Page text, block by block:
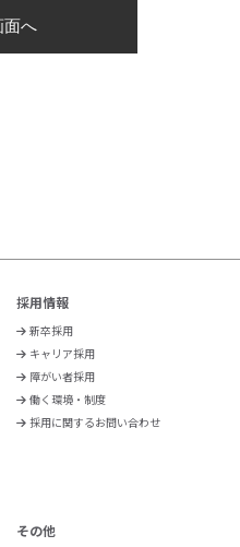
採用情報
新卒採用
キャリア採用
障がい者採用
働く環境・制度
採用に関するお問い合わせ
その他